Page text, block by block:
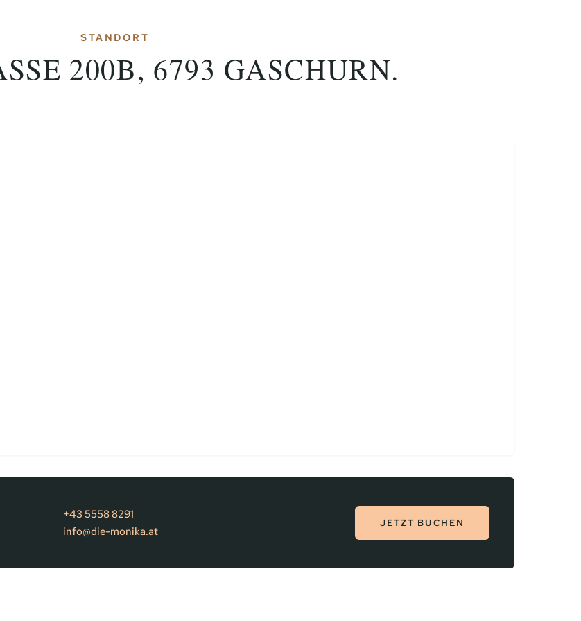
STANDORT
200B, 6793 GASCHURN.
+43 5558 8291
info@die-monika.at
JETZT BUCHEN